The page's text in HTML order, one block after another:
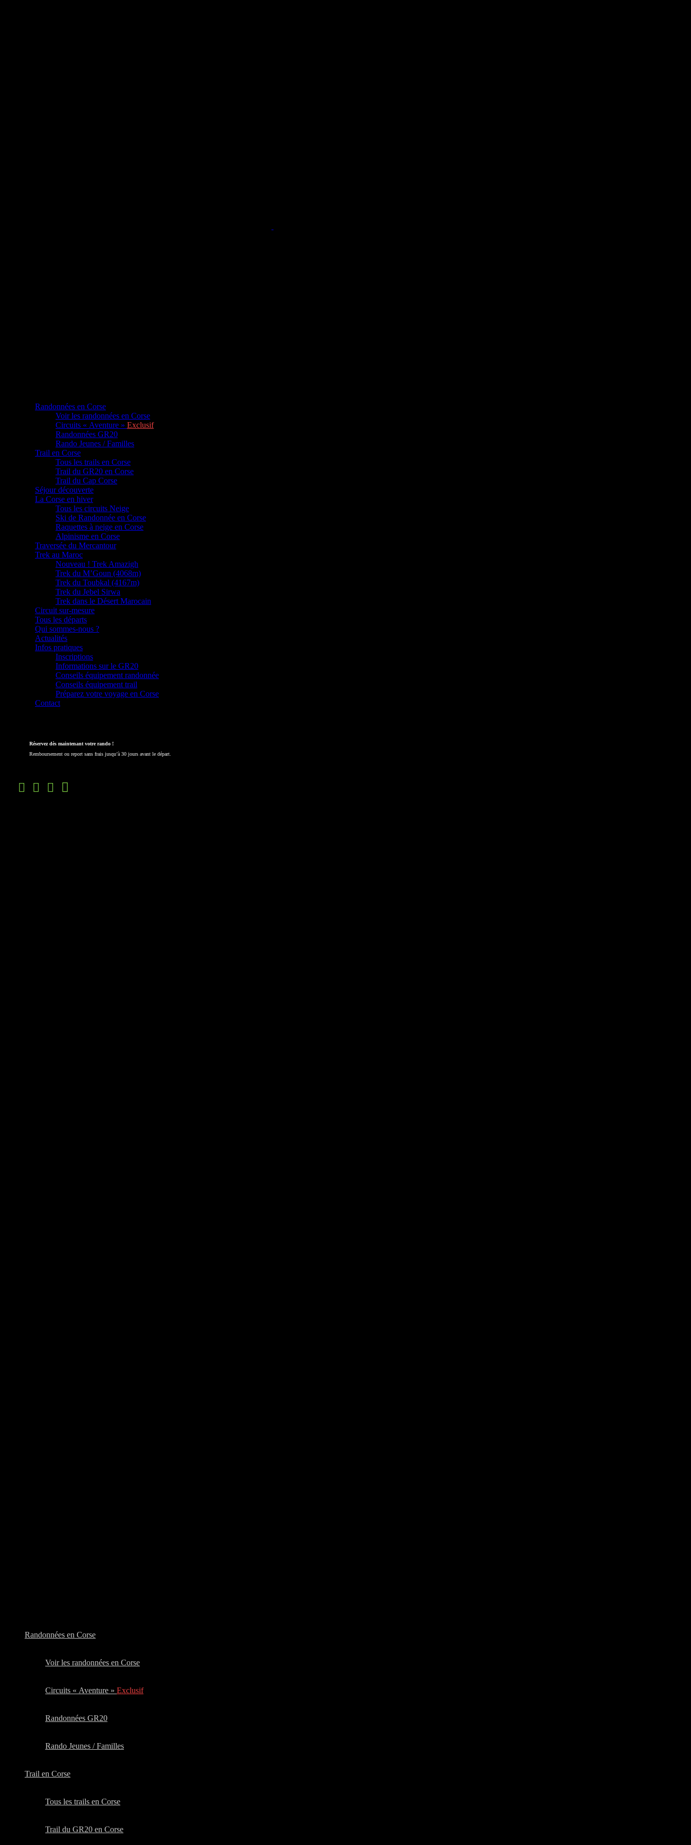
Randonnées en Corse
Voir les randonnées en Corse
Circuits « Aventure » Exclusif
Randonnées GR20
Rando Jeunes / Familles
Trail en Corse
Tous les trails en Corse
Trail du GR20 en Corse
Trail du Cap Corse
Séjour découverte
La Corse en hiver
Tous les circuits Neige
Ski de Randonnée en Corse
Raquettes à neige en Corse
Alpinisme en Corse
Traversée du Mercantour
Trek au Maroc
Nouveau ! Trek Amazigh
Trek du M’Goun (4068m)
Trek du Toubkal (4167m)
Trek du Jebel Sirwa
Trek dans le Désert Marocain
Circuit sur-mesure
Tous les départs
Qui sommes-nous ?
Actualités
Infos pratiques
Inscriptions
Informations sur le GR20
Conseils équipement randonnée
Conseils équipement trail
Préparez votre voyage en Corse
Contact
Réservez dès maintenant votre rando !
Remboursement ou report sans frais jusqu’à 30 jours avant le départ.
Randonnées en Corse
Voir les randonnées en Corse
Circuits « Aventure » Exclusif
Randonnées GR20
Rando Jeunes / Familles
Trail en Corse
Tous les trails en Corse
Trail du GR20 en Corse